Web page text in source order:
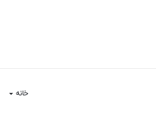
خانه